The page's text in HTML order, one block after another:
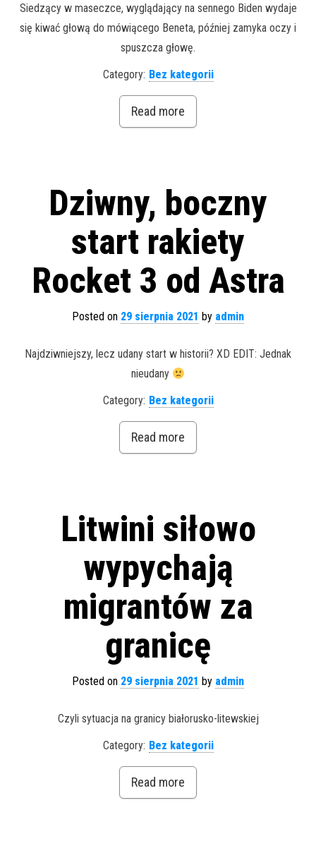
Siedzący w maseczce, wyglądający na sennego Biden wydaje
się kiwać głową do mówiącego Beneta, później zamyka oczy i
spuszcza głowę.
Category: Bez kategorii
Read more
Dziwny, boczny
start rakiety
Rocket 3 od Astra
Posted on 29 sierpnia 2021 by admin
Najdziwniejszy, lecz udany start w historii? XD EDIT: Jednak
nieudany
Category: Bez kategorii
Read more
Litwini siłowo
wypychają
migrantów za
granicę
Posted on 29 sierpnia 2021 by admin
Czyli sytuacja na granicy białorusko-litewskiej
Category: Bez kategorii
Read more